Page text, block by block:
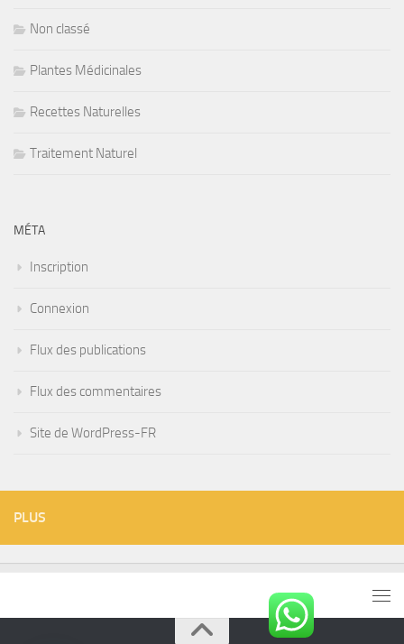
Non classé
Plantes Médicinales
Recettes Naturelles
Traitement Naturel
MÉTA
Inscription
Connexion
Flux des publications
Flux des commentaires
Site de WordPress-FR
PLUS